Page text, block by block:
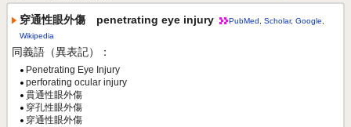
穿通性眼外傷 penetrating eye injury PubMed Scholar, Google
Wikipedia
同義語（異表記）：
Penetrating Eye Injury
perforating ocular injury
貫通性眼外傷
穿孔性眼外傷
穿通性眼外傷